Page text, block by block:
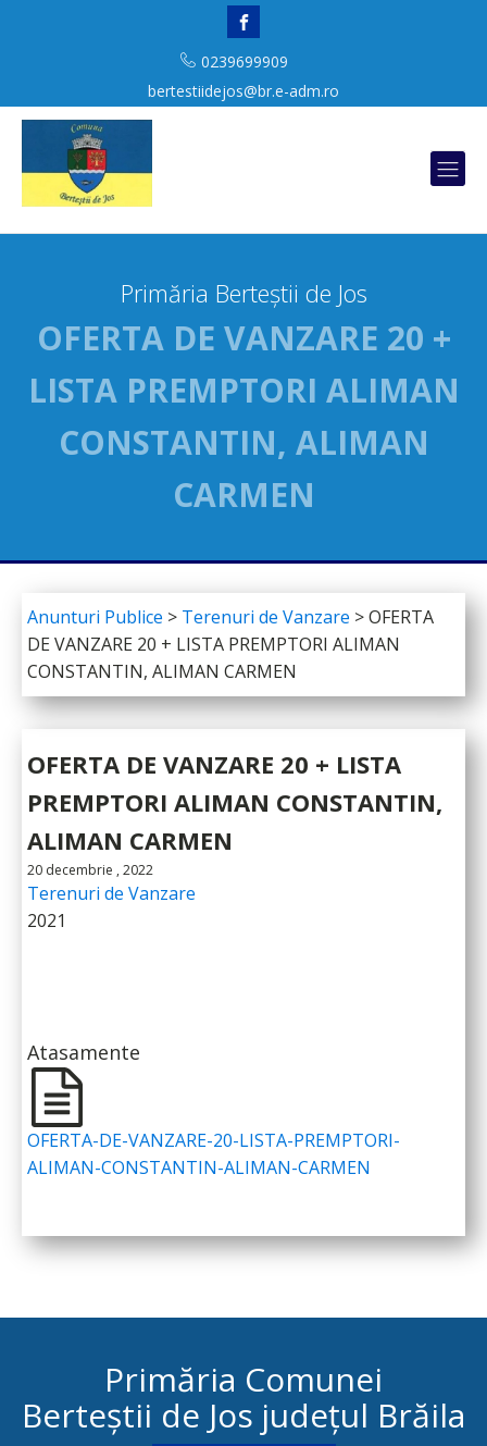
0239699909
bertestiidejos@br.e-adm.ro
Primăria Berteștii de Jos
OFERTA DE VANZARE 20 +
LISTA PREMPTORI ALIMAN
CONSTANTIN, ALIMAN
CARMEN
Anunturi Publice > Terenuri de Vanzare >OFERTA
DE VANZARE 20 + LISTA PREMPTORI ALIMAN
CONSTANTIN, ALIMAN CARMEN
OFERTA DE VANZARE 20 + LISTA
PREMPTORI ALIMAN CONSTANTIN,
ALIMAN CARMEN
20 decembrie , 2022
Terenuri de Vanzare
2021
Atasamente
OFERTA-DE-VANZARE-20-LISTA-PREMPTORI-
ALIMAN-CONSTANTIN-ALIMAN-CARMEN
Primăria Comunei
Berteștii de Jos județul Brăila